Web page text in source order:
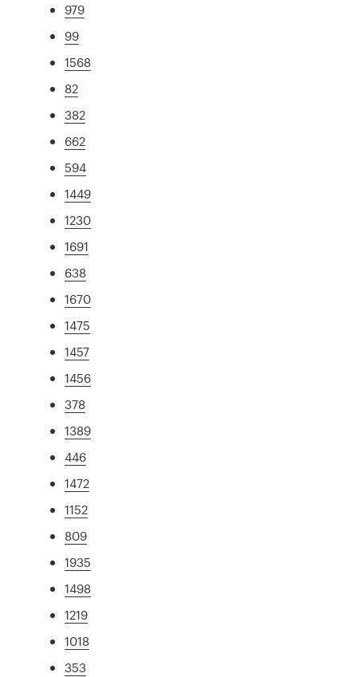
979
99
1568
82
382
662
594
1449
1230
1691
638
1670
1475
1457
1456
378
1389
446
1472
1152
809
1935
1498
1219
1018
353